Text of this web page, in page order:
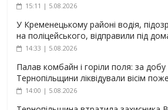
15:11 | 5.08.2026
У Кременецькому районі водія,
на поліцейського, відправили під
14:33 | 5.08.2026
Палав комбайн і горіли поля: за
Тернопільщини ліквідували вісім
14:00 | 5.08.2026